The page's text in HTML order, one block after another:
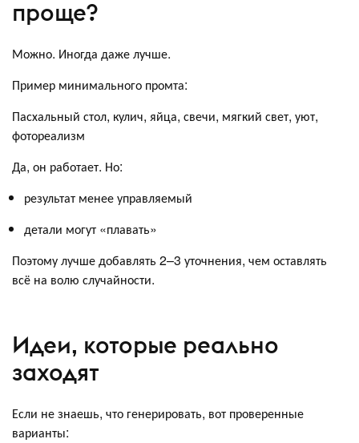
проще?
Можно. Иногда даже лучше.
Пример минимального промта:
Пасхальный стол, кулич, яйца, свечи, мягкий свет, уют,
фотореализм
Да, он работает. Но:
результат менее управляемый
детали могут «плавать»
Поэтому лучше добавлять 2–3 уточнения, чем оставлять
всё на волю случайности.
Идеи, которые реально
заходят
Если не знаешь, что генерировать, вот проверенные
варианты: